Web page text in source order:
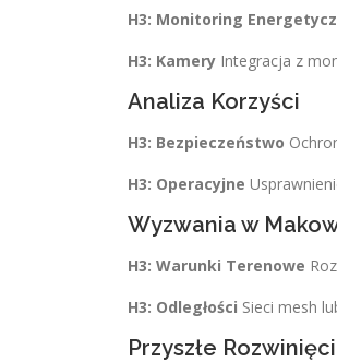
H3: Monitoring
H3: Kamery Integracja z
Analiza Korzyści
H3: Bezpieczeństwo
H3: Operacyjne
Wyzwania w
H3: Warunki Terenowe
H3: Odległości Sieci mesh
Przyszłe